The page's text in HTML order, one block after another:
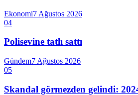
Ekonomi7 Ağustos 2026
04
Polisevine tatlı sattı
Gündem7 Ağustos 2026
05
Skandal görmezden gelindi: